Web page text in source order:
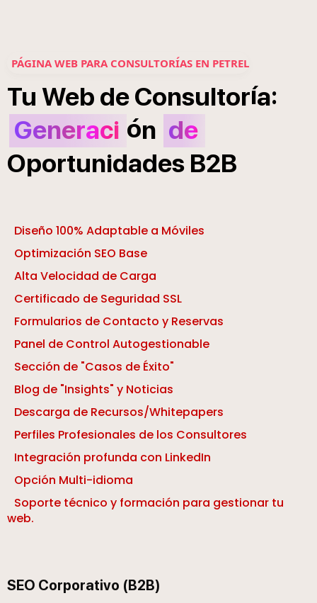
PÁGINA WEB PARA CONSULTORÍAS EN PETREL
Tu Web deConsultoría:
Generaci ón de
Oportunidades B2B
Diseño 100% Adaptable a Móviles
Optimización SEO Base
Alta Velocidad de Carga
Certificado de Seguridad SSL
Formularios de Contacto y Reservas
Panel de Control Autogestionable
Sección de "Casos de Éxito"
Blog de "Insights" y Noticias
Descarga de Recursos/Whitepapers
Perfiles Profesionales de los Consultores
Integración profunda con LinkedIn
Opción Multi-idioma
Soporte técnico y formación para gestionar tu
web.
SEO Corporativo (B2B)